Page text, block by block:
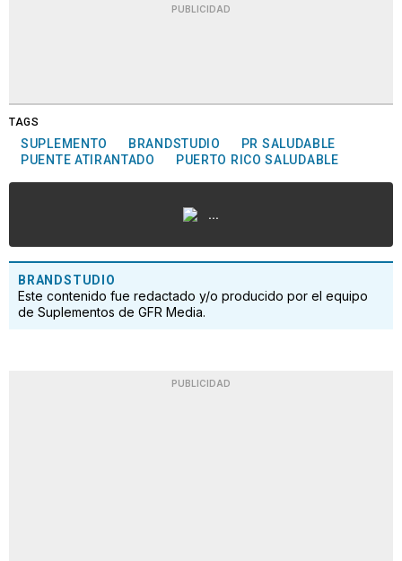
PUBLICIDAD
TAGS
SUPLEMENTO BRANDSTUDIO
PR SALUDABLE
PUENTE ATIRANTADO
PUERTO RICO SALUDABLE
...
BRANDSTUDIO
Este contenido fue redactado y/o producido por el equipo
de Suplementos de GFR Media.
PUBLICIDAD